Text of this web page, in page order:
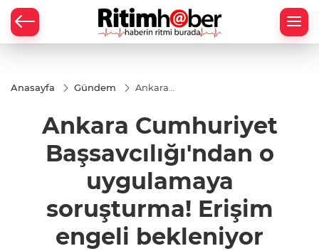
Anasayfa Gündem
Ankara
o uygulamaya
soruşturma!
Erişim engeli
bekleniyor
Ankara Cumhuriyet
Başsavcılığı'ndan o
uygulamaya
soruşturma! Erişim
engeli bekleniyor